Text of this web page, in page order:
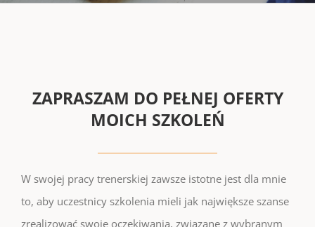
ZAPRASZAM DO PEŁNEJ OFERTY
MOICH SZKOLEŃ
W swojej pracy trenerskiej zawsze istotne jest dla mnie
to, aby uczestnicy szkolenia mieli jak największe szanse
zrealizować swoje oczekiwania, związane z wybranym